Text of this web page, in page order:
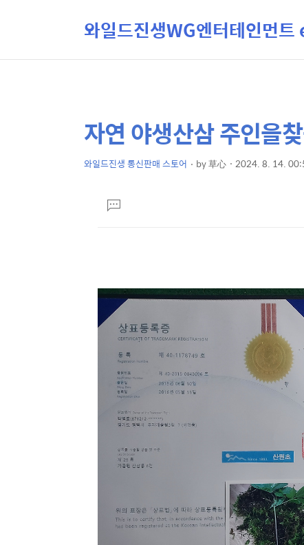
와일드진생WG엔터테인먼
상
컨
본
문
제
자연 야생산삼 주인을
와일드진생 통신판매 스토어 by草心 2024. 8. 14.
댓
글